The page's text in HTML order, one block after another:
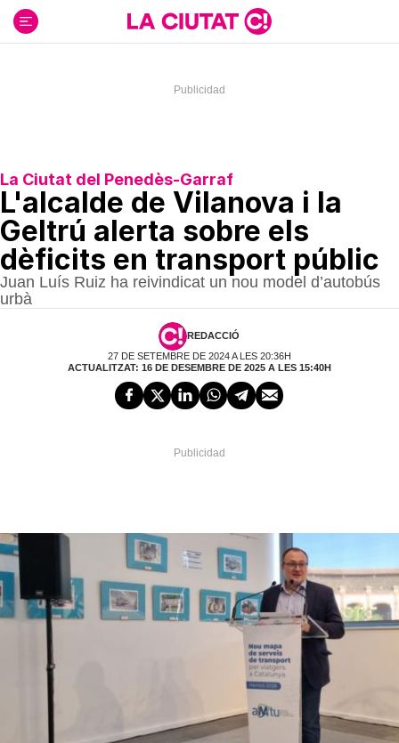
contenido
La Ciutat del Penedès-Garraf
L'alcalde de Vilanova i la
Geltrú alerta sobre els
dèficits en transport públic
Juan Luís Ruiz ha reivindicat un nou model d’autobús
urbà
REDACCIÓ
27 DE SETEMBRE DE 2024 A LES 20:36H
ACTUALITZAT: 16 DE DESEMBRE DE 2025 A LES 15:40H